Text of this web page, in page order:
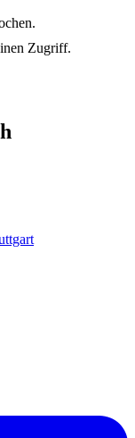
Zugriff.